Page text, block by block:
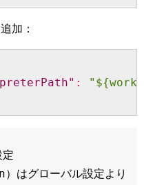
加：
:
定
）はグローバル設定より